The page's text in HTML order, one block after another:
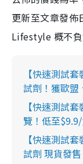
更新至文章發佈
Lifestyle 概不
【快速測試
試劑！獲歐盟
【快速測試
覽！低至
【快速測試
試劑 現貨發